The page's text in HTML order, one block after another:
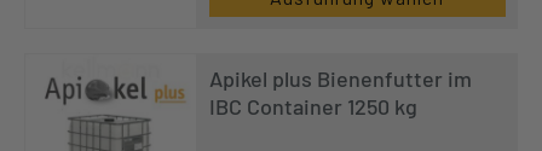
Apikel plus Bienenfutter im
IBC Container 1250 kg